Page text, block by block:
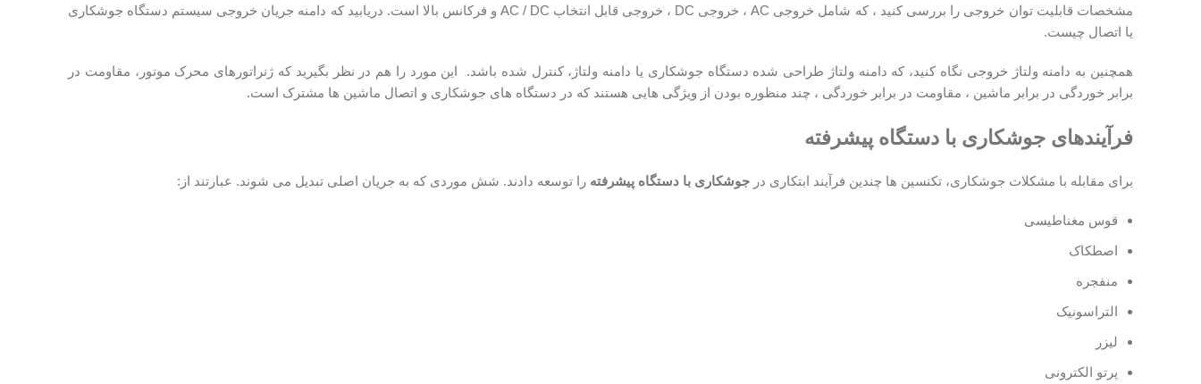
مشخصات قابلیت توان خروجی را بررسی کنید ، که شامل خروجی AC ، خروجی DC ، خروجی قابل انتخاب AC / DC و فرکانس بالا است. دریابید که دامنه جریان خروجی سیستم دستگاه جوشکاری
یا اتصال چیست.
همچنین به دامنه ولتاژ خروجی نگاه کنید، که دامنه ولتاژ طراحی شده دستگاه جوشکاری یا دامنه ولتاژ، کنترل شده باشد. این مورد را هم در نظر بگیرید که ژنراتورهای محرک موتور، مقاومت در
برابر خوردگی در برابر ماشین ، مقاومت در برابر خوردگی ، چند منظوره بودن از ویژگی هایی هستند که در دستگاه های جوشکاری و اتصال ماشین ها مشترک است.
فرآیندهای جوشکاری با دستگاه پیشرفته
برای مقابله با مشکلات جوشکاری، تکنسین ها چندین فرآیند ابتکاری در جوشکاری با دستگاه پیشرفته را توسعه دادند. شش موردی که به جریان اصلی تبدیل می شوند. عبارتند از:
قوس مغناطیسی
اصطکاک
منفجره
التراسونیک
لیزر
پرتو الکترونی